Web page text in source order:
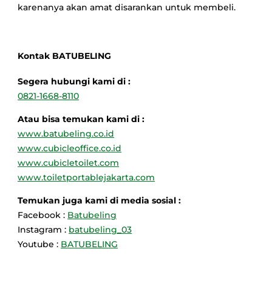
karenanya akan amat disarankan untuk membeli.
Kontak BATUBELING
Segera hubungi kami di :
0821-1668-8110
Atau bisa temukan kami di :
www.batubeling.co.id
www.cubicleoffice.co.id
www.cubicletoilet.com
www.toiletportablejakarta.com
Temukan juga kami di media sosial :
Facebook : Batubeling
Instagram : batubeling_03
Youtube : BATUBELING